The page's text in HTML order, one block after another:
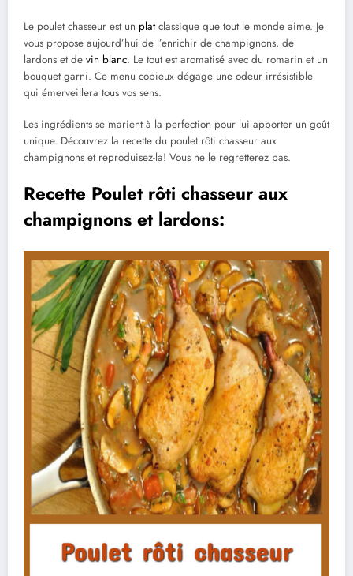
Le poulet chasseur est un platclassique que tout le monde aime. Je
vous propose aujourd’hui de l’enrichir de champignons, de
lardons et de vin blanc. Le tout est aromatisé avec du romarin et un
bouquet garni. Ce menu copieux dégage une odeur irrésistible
qui émerveillera tous vos sens.
Les ingrédients se marient à la perfection pour lui apporter un goût
unique. Découvrez la recette du poulet rôti chasseur aux
champignons et reproduisez-la! Vous ne le regretterez pas.
Recette Poulet rôti chasseur aux
champignons et lardons: